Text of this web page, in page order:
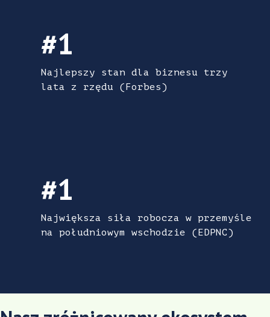
#1
Najlepszy stan dla biznesu trzy
lata z rzędu (Forbes)
#1 Najlepszy stan dla biznesu trzy lata z
#1
Największa siła robocza w przemyśle
na południowym wschodzie (EDPNC)
#1 Największa siła robocza w przemyśle